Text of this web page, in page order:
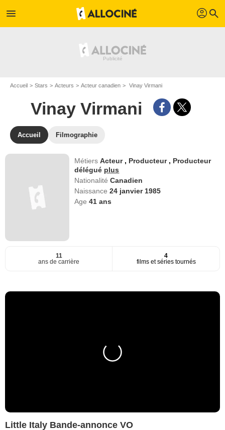
menu profil search
Accueil Stars Acteurs Acteur canadien Vinay Virmani
Vinay Virmani
Accueil Filmographie
MétiersActeur , Producteur , Producteur
délégué plus
NationalitéCanadien
Naissance24 janvier 1985
Age41 ans
11
ans de carrière
4
films et séries tournés
Little Italy Bande-annonce VO